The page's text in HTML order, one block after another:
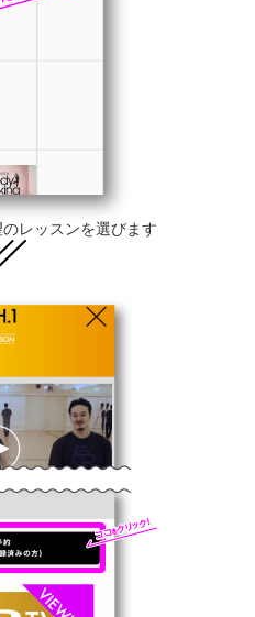
レッスンを選びます